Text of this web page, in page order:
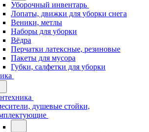
Уборочный инвентарь
Лопаты, движки для уборки снега
Веники, метлы
Наборы для уборки
Вёдра
Перчатки латексные, резиновые
Пакеты для мусора
Губки, салфетки для уборки
душевые стойки,